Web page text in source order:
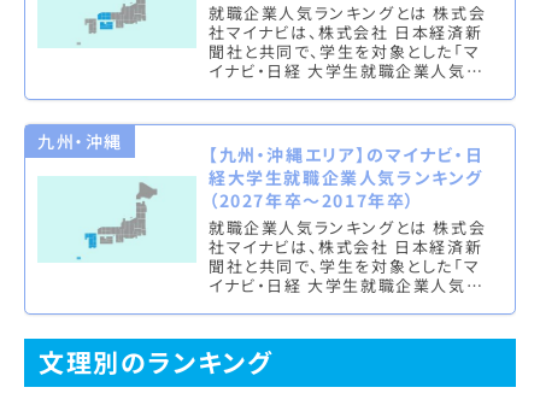
就職企業人気ランキングとは 株式会
社マイナビは、株式会社 日本経済新
聞社と共同で、学生を対象とした「マ
イナビ・日経 大学生就職企業人気ラ
九州・沖縄
【九州・沖縄エリア】のマイナビ・日
経大学生就職企業人気ランキング
（2027年卒～2017年卒）
就職企業人気ランキングとは 株式会
社マイナビは、株式会社 日本経済新
聞社と共同で、学生を対象とした「マ
イナビ・日経 大学生就職企業人気ラ
文理別のランキング